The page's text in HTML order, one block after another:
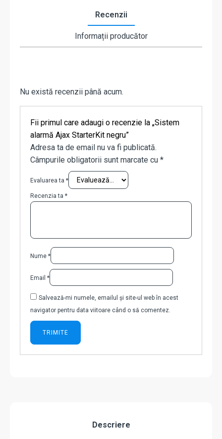
Recenzii
Informații producător
Nu există recenzii până acum.
Fii primul care adaugi o recenzie la „Sistem
alarmă Ajax StarterKit negru”
Adresa ta de email nu va fi publicată.
Câmpurile obligatorii sunt marcate cu *
Evaluarea ta *
Recenzia ta *
Nume *
Email *
Salvează-mi numele, emailul și site-ul web în acest
navigator pentru data viitoare când o să comentez.
Descriere